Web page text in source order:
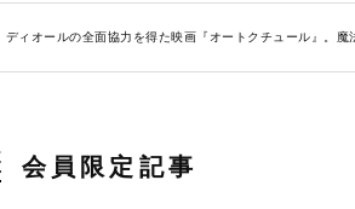
ディオールの全面協力を得た映画『オートクチュール』。
会員限定記事